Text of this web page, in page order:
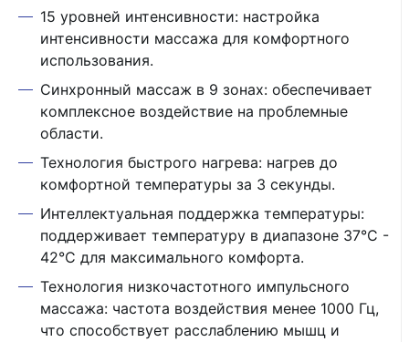
15 уровней интенсивности: настройка
интенсивности массажа для комфортного
использования.
Синхронный массаж в 9 зонах: обеспечивает
комплексное воздействие на проблемные
области.
Технология быстрого нагрева: нагрев до
комфортной температуры за 3 секунды.
Интеллектуальная поддержка температуры:
поддерживает температуру в диапазоне 37°C -
42°C для максимального комфорта.
Технология низкочастотного импульсного
массажа: частота воздействия менее 1000 Гц,
что способствует расслаблению мышц и